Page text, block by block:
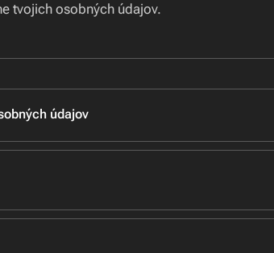
tvojich osobných údajov.
údajov
údajov sú vypracované v súlade s
Únie 2016/679 o ochrane fyzických
(ďalej len,,Zákon o ochrane osobných
za účelom plnenia kúpnej
našich webových stránok